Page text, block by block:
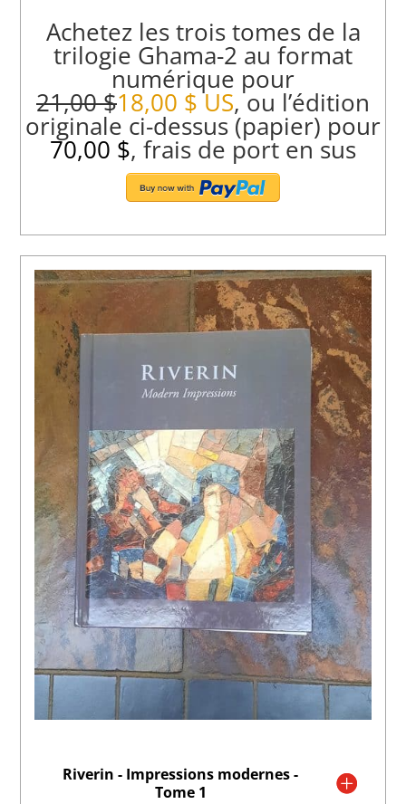
Achetez les trois tomes de la
trilogie Ghama-2 au format
numérique pour
21,00 $18,00 $ US, ou l’édition
originale ci-dessus (papier) pour
70,00 $, frais de port en sus
Riverin - Impressions modernes -
Tome 1